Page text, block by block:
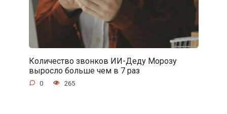
Количество звонков ИИ-Деду Морозу
выросло больше чем в 7 раз
0 265